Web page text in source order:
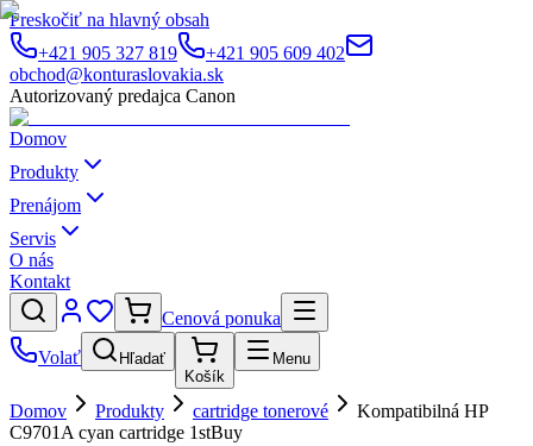
Preskočiť na hlavný obsah
+421 905 327 819
+421 905 609 402
obchod@konturaslovakia.sk
Autorizovaný predajca Canon
Domov
Produkty
Prenájom
Servis
O nás
Kontakt
Cenová ponuka
Volať
Hľadať
Košík
Menu
Domov Produkty cartridge tonerové
Kompatibilná HP
C9701A cyan cartridge 1stBuy